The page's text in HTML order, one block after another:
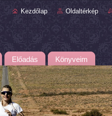
Kezdőlap Oldaltérkép
Előadás Könyveim